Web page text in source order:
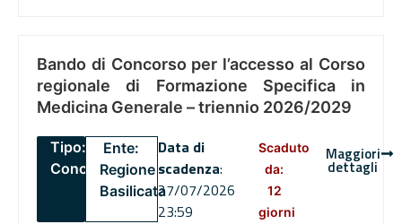
Bando di Concorso per l’accesso al Corso
regionale di Formazione Specifica in
Medicina Generale – triennio 2026/2029
Tipo:
Concorsi
Ente:
Regione
Basilicata
Data di
scadenza:
27/07/2026
23:59
Scaduto
da:
12
giorni
Maggiori
dettagli